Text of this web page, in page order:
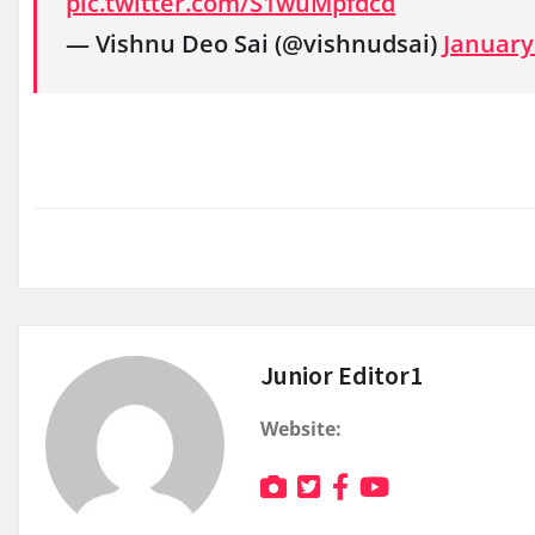
— Vishnu Deo Sai (@vishnudsai)
Junior Editor1
Website: